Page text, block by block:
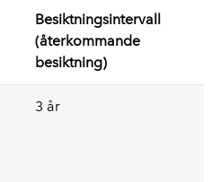
Besiktningsintervall
(återkommande
besiktning)
3 år